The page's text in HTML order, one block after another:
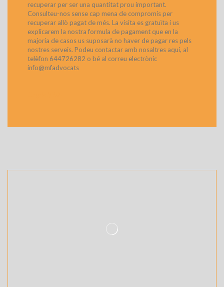
recuperar per ser una quantitat prou important.
Consulteu-nos sense cap mena de compromís per
recuperar allò pagat de més. La visita es gratuïta i us
explicarem la nostra formula de pagament que en la
majoria de casos us suposarà no haver de pagar res pels
nostres serveis. Podeu contactar amb nosaltres aquí, al
telèfon 644726282 o bé al correu electrònic
info@mfadvocats